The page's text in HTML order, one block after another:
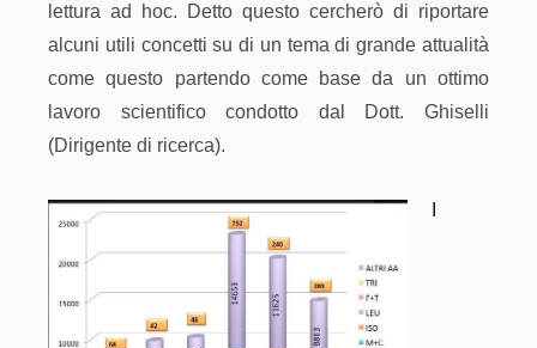
lettura ad hoc. Detto questo cercherò di riportare
alcuni utili concetti su di un tema di grande attualità
come questo partendo come base da un ottimo
lavoro scientifico condotto dal Dott. Ghiselli
(Dirigente di ricerca).